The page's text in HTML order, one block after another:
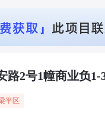
路2号1幢商业负1-
平区